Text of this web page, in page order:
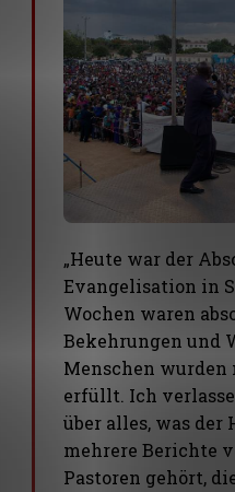
„Heute war der
Evangelisation in
Wochen waren
Bekehrungen und
Menschen
erfüllt. Ich
über alles, was der
mehrere Berichte
Pastoren gehört,